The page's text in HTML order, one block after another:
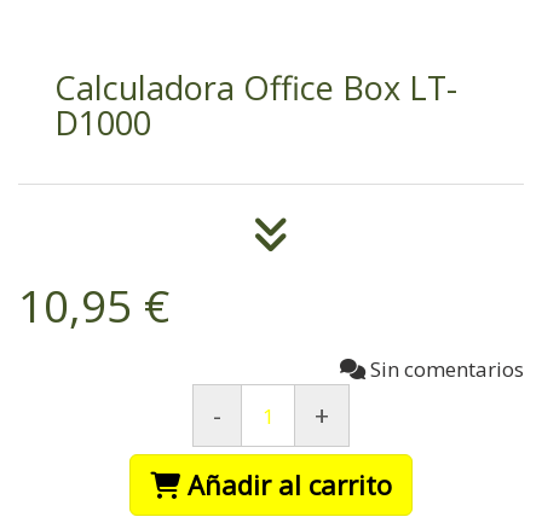
Calculadora Office Box LT-
D1000
10,95 €
Sin comentarios
-
+
Añadir al carrito